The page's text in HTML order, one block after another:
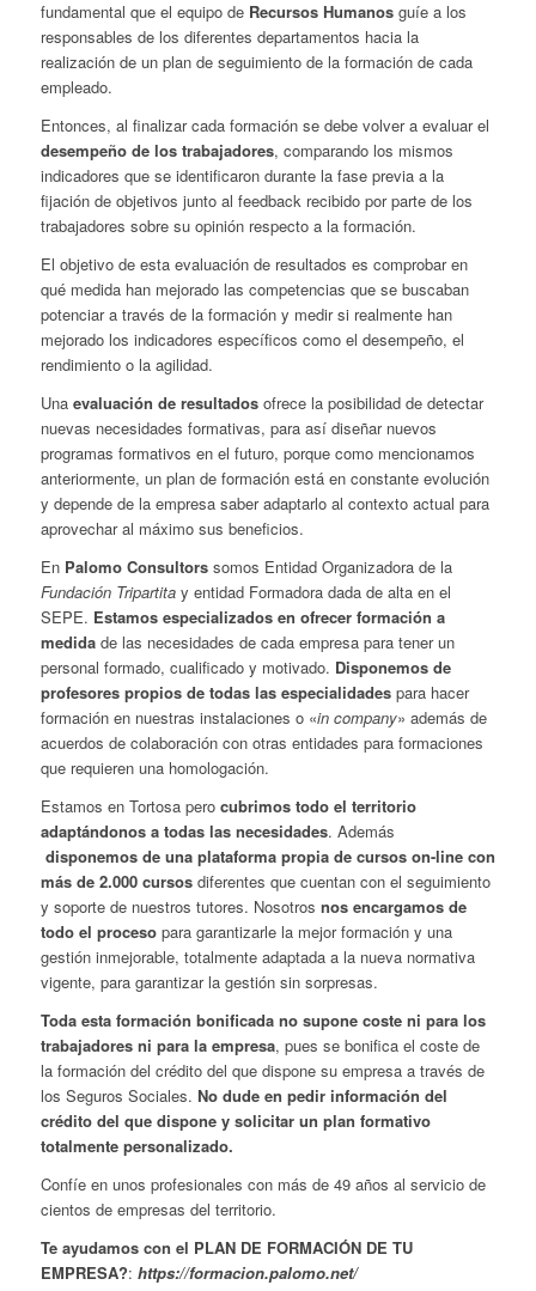
fundamental que el equipo de Recursos Humanosguíe a los
responsables de los diferentes departamentos hacia la
realización de un plan de seguimiento de la formación de cada
empleado.
Entonces, al finalizar cada formación se debe volver a evaluar el
desempeño de los trabajadores, comparando los mismos
indicadores que se identificaron durante la fase previa a la
fijación de objetivos junto al feedback recibido por parte de los
trabajadores sobre su opinión respecto a la formación.
El objetivo de esta evaluación de resultados es comprobar en
qué medida han mejorado las competencias que se buscaban
potenciar a través de la formación y medir si realmente han
mejorado los indicadores específicos como el desempeño, el
rendimiento o la agilidad.
Una evaluación de resultadosofrece la posibilidad de detectar
nuevas necesidades formativas, para así diseñar nuevos
programas formativos en el futuro, porque como mencionamos
anteriormente, un plan de formación está en constante evolución
y depende de la empresa saber adaptarlo al contexto actual para
aprovechar al máximo sus beneficios.
En Palomo Consultorssomos Entidad Organizadora de la
Fundación Tripartitay entidad Formadora dada de alta en el
SEPE. Estamos especializados en ofrecer formación a
medidade las necesidades de cada empresa para tener un
personal formado, cualificado y motivado. Disponemos de
profesores propios de todas las especialidadespara hacer
formación en nuestras instalaciones o «in company» además de
acuerdos de colaboración con otras entidades para formaciones
que requieren una homologación.
Estamos en Tortosa perocubrimos todo el territorio
adaptándonos a todas las necesidades. Además
disponemos de una plataforma propia de cursos on-line con
más de 2.000 cursosdiferentes que cuentan con el seguimiento
y soporte de nuestros tutores. Nosotros nos encargamos de
todo el procesopara garantizarle la mejor formación y una
gestión inmejorable, totalmente adaptada a la nueva normativa
vigente, para garantizar la gestión sin sorpresas.
Toda esta formación bonificada no supone coste ni para los
trabajadores ni para la empresa, pues se bonifica el coste de
la formación del crédito del que dispone su empresa a través de
los Seguros Sociales. No dude en pedir información del
crédito del que dispone y solicitar un plan formativo
totalmente personalizado.
Confíe en unos profesionales con más de 49 años al servicio de
cientos de empresas del territorio.
Te ayudamos con el PLAN DE FORMACIÓN DE TU
EMPRESA?: https://formacion.palomo.net/